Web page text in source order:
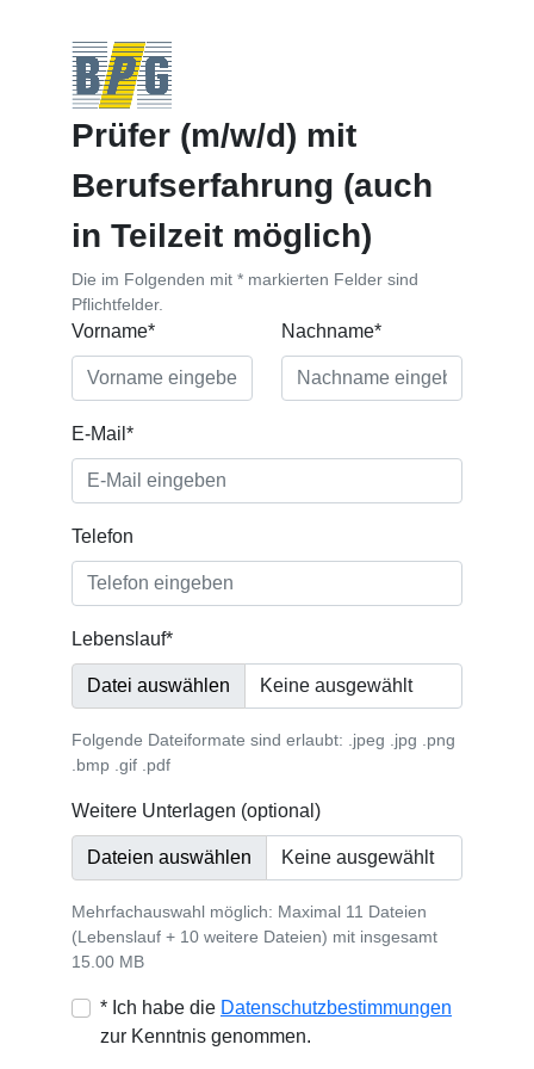
Prüfer (m/w/d) mit
Berufserfahrung (auch
in Teilzeit möglich)
Die im Folgenden mit * markierten Felder sind
Pflichtfelder.
Vorname* Nachname*
E-Mail*
Telefon
Lebenslauf*
Datei auswählen
Folgende Dateiformate sind erlaubt: .jpeg .jpg .png
.bmp .gif .pdf
Weitere Unterlagen (optional)
Dateien auswählen
Mehrfachauswahl möglich: Maximal 11 Dateien
(Lebenslauf + 10 weitere Dateien) mit insgesamt
15.00 MB
* Ich habe die Datenschutzbestimmungen
zur Kenntnis genommen.